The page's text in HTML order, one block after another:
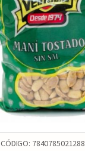
CÓDIGO: 7840785021288